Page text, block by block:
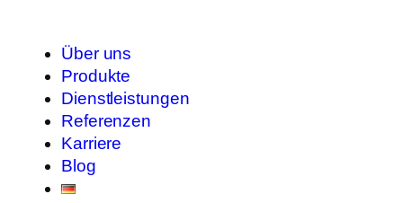
Über uns
Produkte
Dienstleistungen
Referenzen
Karriere
Blog